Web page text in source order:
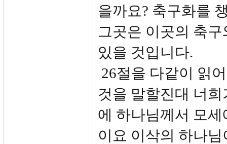
을까요? 축구화를
그곳은 이곳의 축
있을 것입니다.
26절을 다같이 읽
것을 말할진대 너
에 하나님께서 모
이요 이삭의 하나